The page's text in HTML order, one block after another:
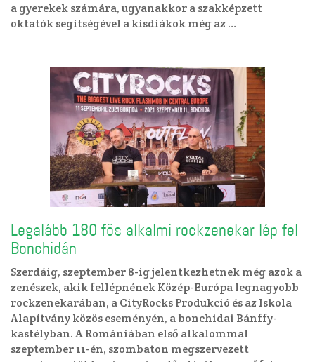
a gyerekek számára, ugyanakkor a szakképzett
oktatók segítségével a kisdiákok még az …
Legalább 180 fős alkalmi rockzenekar lép fel
Bonchidán
Szerdáig, szeptember 8-ig jelentkezhetnek még azok a
zenészek, akik fellépnének Közép-Európa legnagyobb
rockzenekarában, a CityRocks Produkció és az Iskola
Alapítvány közös eseményén, a bonchidai Bánffy-
kastélyban. A Romániában első alkalommal
szeptember 11-én, szombaton megszervezett